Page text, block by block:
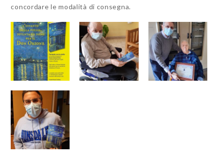
concordare le modalità di consegna.